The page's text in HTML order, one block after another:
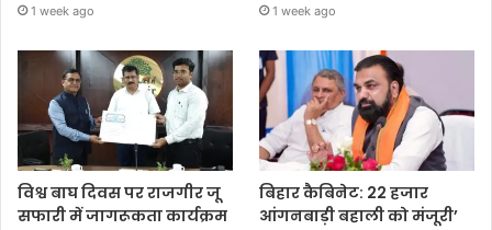
1 week ago 1 week ago
विश्व बाघ दिवस पर राजगीर जू
सफारी में जागरूकता कार्यक्रम
बिहार कैबिनेट: 22 हजार
आंगनबाड़ी बहाली को मंजूरी’